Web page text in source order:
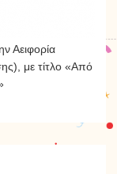
Αειφορία
με τίτλο «Από